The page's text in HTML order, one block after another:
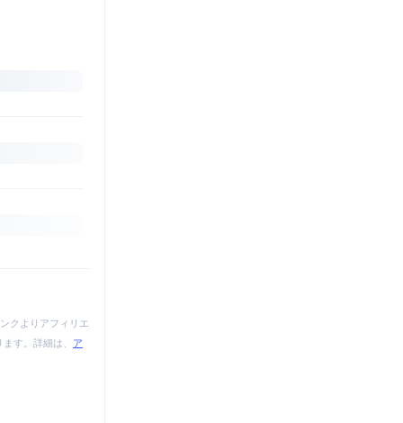
クよりアフィリエ
す。詳細は、 ア